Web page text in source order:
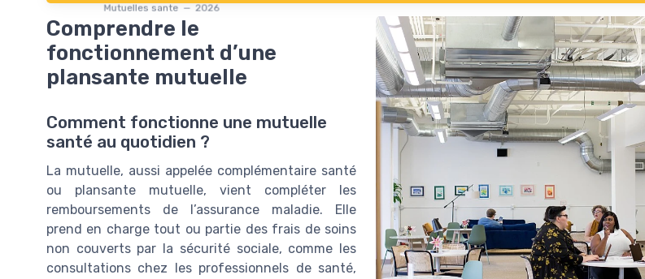
Mutuelles sante — 2026
Comprendre le
fonctionnement d’une
plansante mutuelle
Comment fonctionne une mutuelle
santé au quotidien ?
La mutuelle, aussi appelée complémentaire santé
ou plansante mutuelle, vient compléter les
remboursements de l’assurance maladie. Elle
prend en charge tout ou partie des frais de soins
non couverts par la sécurité sociale, comme les
consultations chez les professionnels de santé,